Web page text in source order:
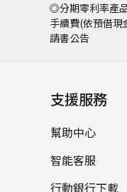
◎分期零利率產
手續費(依預借
請書公告
支援服務
幫助中心
智能客服
行動銀行下載